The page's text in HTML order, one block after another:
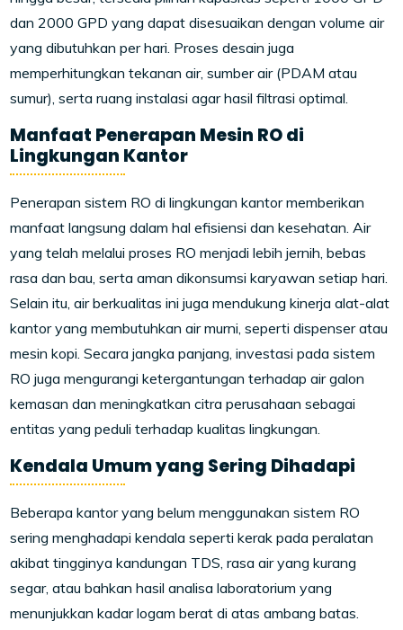
dan 2000 GPD yang dapat disesuaikan dengan volume air
yang dibutuhkan per hari. Proses desain juga
memperhitungkan tekanan air, sumber air (PDAM atau
sumur), serta ruang instalasi agar hasil filtrasi optimal.
Manfaat Penerapan Mesin RO di
Lingkungan Kantor
Penerapan sistem RO di lingkungan kantor memberikan
manfaat langsung dalam hal efisiensi dan kesehatan. Air
yang telah melalui proses RO menjadi lebih jernih, bebas
rasa dan bau, serta aman dikonsumsi karyawan setiap hari.
Selain itu, air berkualitas ini juga mendukung kinerja alat-alat
kantor yang membutuhkan air murni, seperti dispenser atau
mesin kopi. Secara jangka panjang, investasi pada sistem
RO juga mengurangi ketergantungan terhadap air galon
kemasan dan meningkatkan citra perusahaan sebagai
entitas yang peduli terhadap kualitas lingkungan.
Kendala Umum yang Sering Dihadapi
Beberapa kantor yang belum menggunakan sistem RO
sering menghadapi kendala seperti kerak pada peralatan
akibat tingginya kandungan TDS, rasa air yang kurang
segar, atau bahkan hasil analisa laboratorium yang
menunjukkan kadar logam berat di atas ambang batas.